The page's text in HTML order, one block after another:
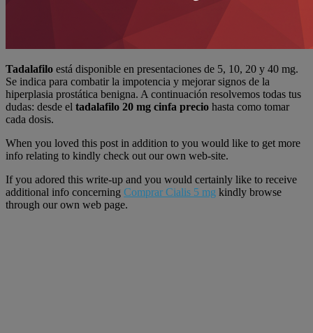
Tadalafilo está disponible en presentaciones de 5, 10, 20 y 40 mg.
Se indica para combatir la impotencia y mejorar signos de la
hiperplasia prostática benigna. A continuación resolvemos todas tus
dudas: desde el tadalafilo 20 mg cinfa precio hasta como tomar
cada dosis.
When you loved this post in addition to you would like to get more
info relating to kindly check out our own web-site.
If you adored this write-up and you would certainly like to receive
additional info concerning Comprar Cialis 5 mg kindly browse
through our own web page.